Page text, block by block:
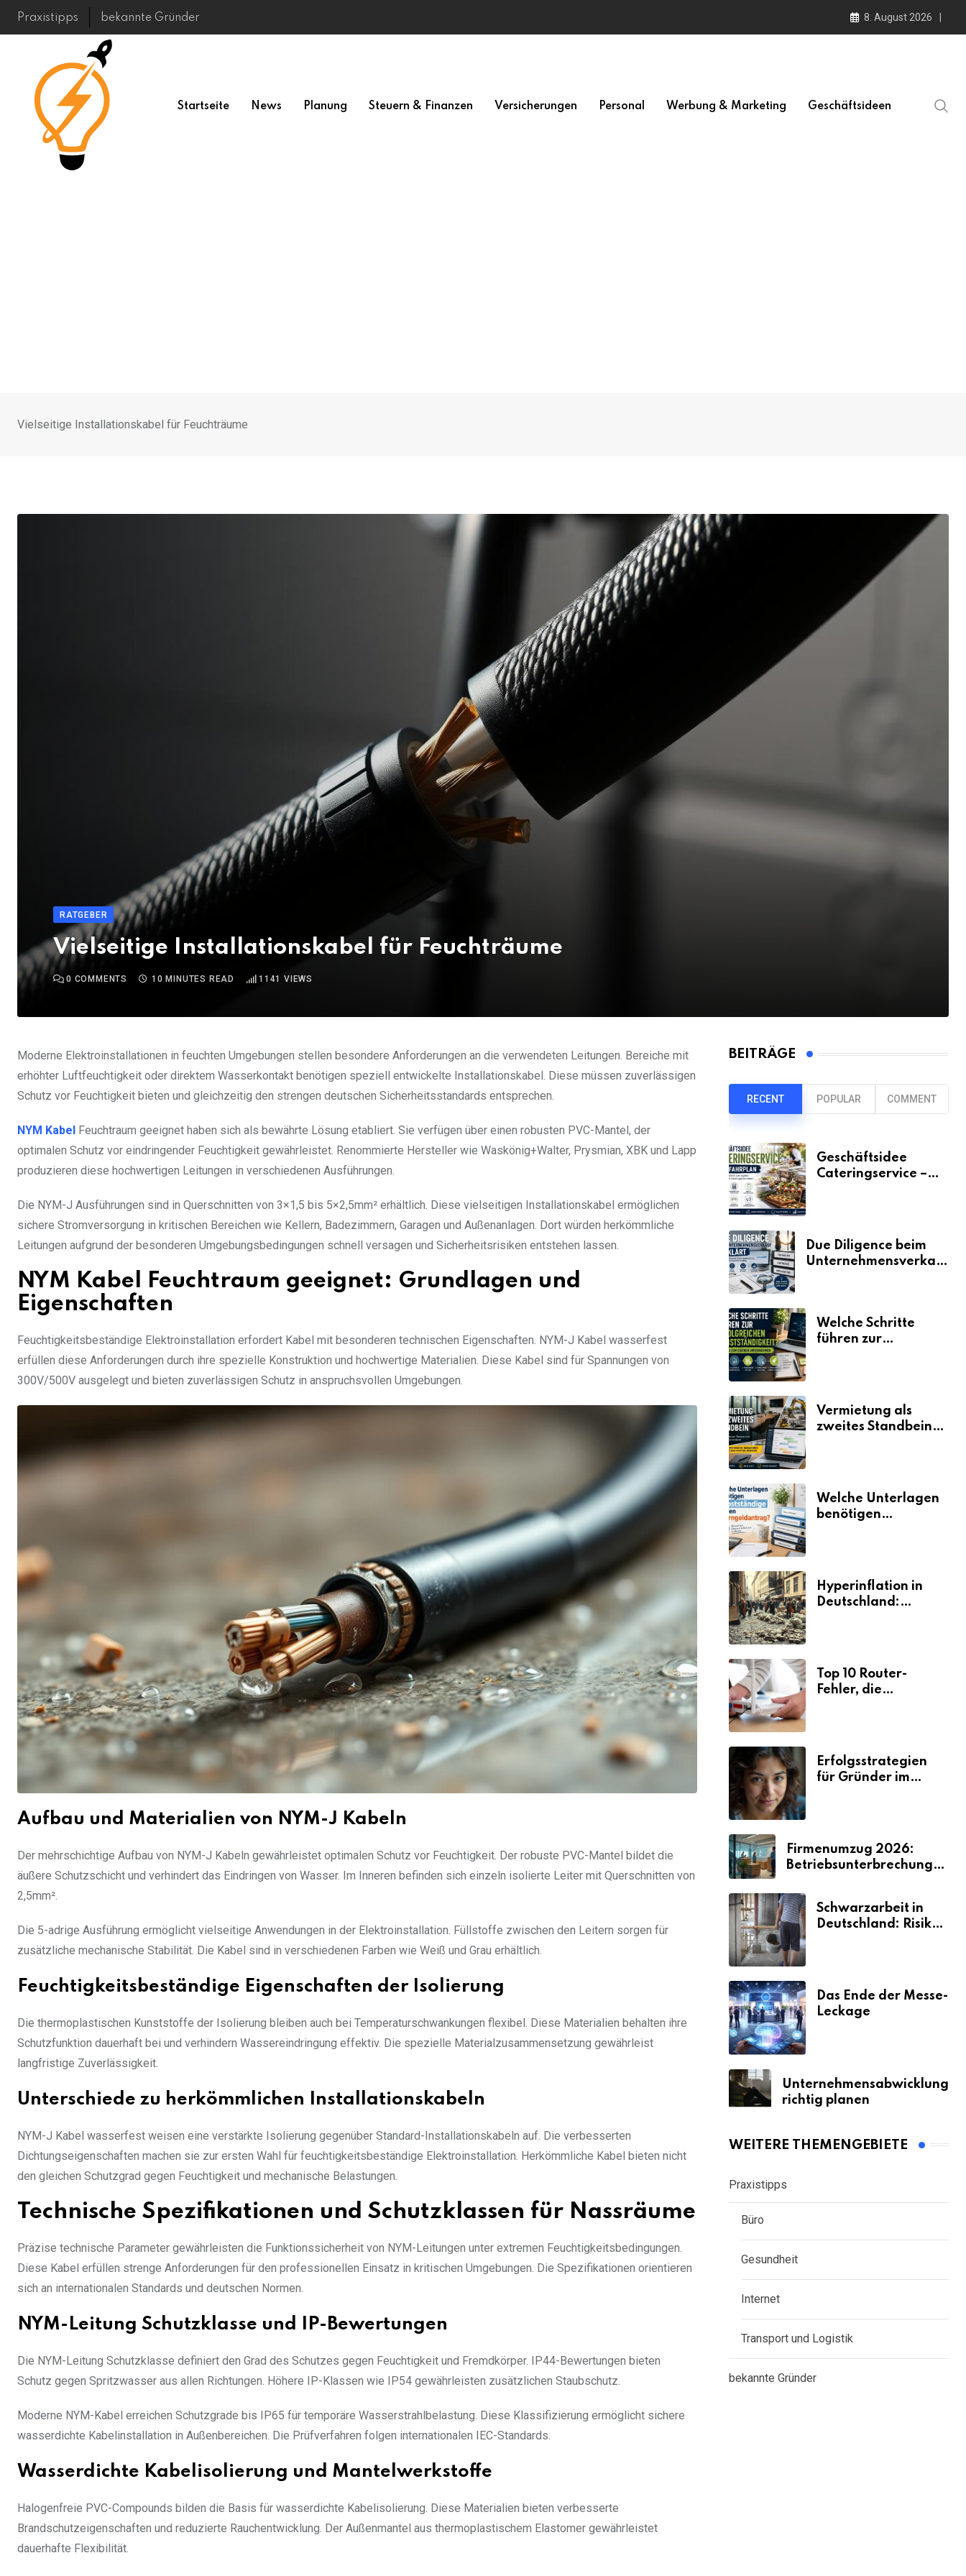
Skip
Praxistipps bekannte Gründer 8. August 2026
Startseite News Planung Steuern & Finanzen Versicherungen Personal Werbung & Marketing Geschäftsideen
Vielseitige Installationskabel für Feuchträume
RATGEBER
Vielseitige Installationskabel für Feuchträume
0 COMMENTS 10 MINUTES READ 1141 VIEWS
Moderne Elektroinstallationen in feuchten Umgebungen stellen besondere Anforderungen an die verwendeten Leitungen. Bereiche mit
erhöhter Luftfeuchtigkeit oder direktem Wasserkontakt benötigen speziell entwickelte Installationskabel. Diese müssen zuverlässigen
Schutz vor Feuchtigkeit bieten und gleichzeitig den strengen deutschen Sicherheitsstandards entsprechen.
NYM Kabel Feuchtraum geeignet haben sich als bewährte Lösung etabliert. Sie verfügen über einen robusten PVC-Mantel, der
optimalen Schutz vor eindringender Feuchtigkeit gewährleistet. Renommierte Hersteller wie Waskönig+Walter, Prysmian, XBK und Lapp
produzieren diese hochwertigen Leitungen in verschiedenen Ausführungen.
Die NYM-J Ausführungen sind in Querschnitten von 3×1,5 bis 5×2,5mm² erhältlich. Diese vielseitigen Installationskabel ermöglichen
sichere Stromversorgung in kritischen Bereichen wie Kellern, Badezimmern, Garagen und Außenanlagen. Dort würden herkömmliche
Leitungen aufgrund der besonderen Umgebungsbedingungen schnell versagen und Sicherheitsrisiken entstehen lassen.
NYM Kabel Feuchtraum geeignet: Grundlagen und
Eigenschaften
Feuchtigkeitsbeständige Elektroinstallation erfordert Kabel mit besonderen technischen Eigenschaften. NYM-J Kabel wasserfest
erfüllen diese Anforderungen durch ihre spezielle Konstruktion und hochwertige Materialien. Diese Kabel sind für Spannungen von
300V/500V ausgelegt und bieten zuverlässigen Schutz in anspruchsvollen Umgebungen.
Aufbau und Materialien von NYM-J Kabeln
Der mehrschichtige Aufbau von NYM-J Kabeln gewährleistet optimalen Schutz vor Feuchtigkeit. Der robuste PVC-Mantel bildet die
äußere Schutzschicht und verhindert das Eindringen von Wasser. Im Inneren befinden sich einzeln isolierte Leiter mit Querschnitten von
2,5mm².
Die 5-adrige Ausführung ermöglicht vielseitige Anwendungen in der Elektroinstallation. Füllstoffe zwischen den Leitern sorgen für
zusätzliche mechanische Stabilität. Die Kabel sind in verschiedenen Farben wie Weiß und Grau erhältlich.
Feuchtigkeitsbeständige Eigenschaften der Isolierung
Die thermoplastischen Kunststoffe der Isolierung bleiben auch bei Temperaturschwankungen flexibel. Diese Materialien behalten ihre
Schutzfunktion dauerhaft bei und verhindern Wassereindringung effektiv. Die spezielle Materialzusammensetzung gewährleist
langfristige Zuverlässigkeit.
Unterschiede zu herkömmlichen Installationskabeln
NYM-J Kabel wasserfest weisen eine verstärkte Isolierung gegenüber Standard-Installationskabeln auf. Die verbesserten
Dichtungseigenschaften machen sie zur ersten Wahl für feuchtigkeitsbeständige Elektroinstallation. Herkömmliche Kabel bieten nicht
den gleichen Schutzgrad gegen Feuchtigkeit und mechanische Belastungen.
Technische Spezifikationen und Schutzklassen für Nassräume
Präzise technische Parameter gewährleisten die Funktionssicherheit von NYM-Leitungen unter extremen Feuchtigkeitsbedingungen.
Diese Kabel erfüllen strenge Anforderungen für den professionellen Einsatz in kritischen Umgebungen. Die Spezifikationen orientieren
sich an internationalen Standards und deutschen Normen.
NYM-Leitung Schutzklasse und IP-Bewertungen
Die NYM-Leitung Schutzklasse definiert den Grad des Schutzes gegen Feuchtigkeit und Fremdkörper. IP44-Bewertungen bieten
Schutz gegen Spritzwasser aus allen Richtungen. Höhere IP-Klassen wie IP54 gewährleisten zusätzlichen Staubschutz.
Moderne NYM-Kabel erreichen Schutzgrade bis IP65 für temporäre Wasserstrahlbelastung. Diese Klassifizierung ermöglicht sichere
wasserdichte Kabelinstallation in Außenbereichen. Die Prüfverfahren folgen internationalen IEC-Standards.
Wasserdichte Kabelisolierung und Mantelwerkstoffe
Halogenfreie PVC-Compounds bilden die Basis für wasserdichte Kabelisolierung. Diese Materialien bieten verbesserte
Brandschutzeigenschaften und reduzierte Rauchentwicklung. Der Außenmantel aus thermoplastischem Elastomer gewährleistet
dauerhafte Flexibilität.
BEITRÄGE
RECENT POPULAR COMMENT
Geschäftsidee
Cateringservice –
Due Diligence beim
Unternehmensverkauf
Welche Schritte
führen zur
Vermietung als
zweites Standbein:
Umsätze machen
Welche Unterlagen
benötigen
Hyperinflation in
Deutschland:
Top 10 Router-
Fehler, die
Erfolgsstrategien
für Gründer im
Firmenumzug 2026:
Betriebsunterbrechungen
Schwarzarbeit in
Deutschland: Risiken
Das Ende der Messe-
Leckage
Unternehmensabwicklung
richtig planen
WEITERE THEMENGEBIETE
Praxistipps
Büro
Gesundheit
Internet
Transport und Logistik
bekannte Gründer